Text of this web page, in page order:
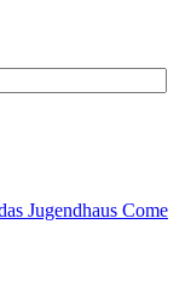
Jugendhaus Come